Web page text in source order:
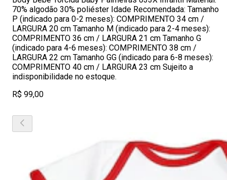
70% algodão 30% poliéster Idade Recomendada: Tamanho
P (indicado para 0-2 meses): COMPRIMENTO 34 cm /
LARGURA 20 cm Tamanho M (indicado para 2-4 meses):
COMPRIMENTO 36 cm / LARGURA 21 cm Tamanho G
(indicado para 4-6 meses): COMPRIMENTO 38 cm /
LARGURA 22 cm Tamanho GG (indicado para 6-8 meses):
COMPRIMENTO 40 cm / LARGURA 23 cm Sujeito a
indisponibilidade no estoque.
R$ 99,00